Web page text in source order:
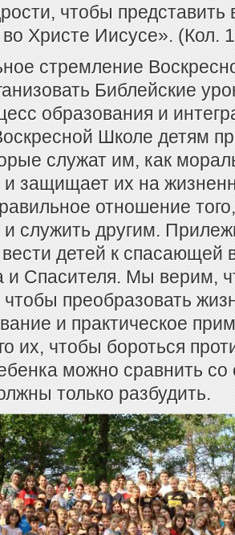
чтобы представить
Христе Иисусе». (Кол.
стремление
Библейские
образования и
Школе детям
служат им, как
и защищает их на
отношение
служить другим.
детей к спасающей
и Спасителя. Мы верим,
чтобы преобразовать
и практическое
их, чтобы бороться
можно сравнить со
только разбудить.